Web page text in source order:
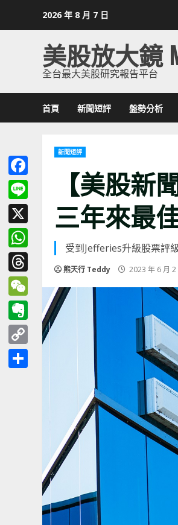
2026 年 8 月 7 日
美股放大鏡
全台最大美股研究報告平台
首頁 新聞短評 盤勢分析
新聞短評
【美股新
三年來最
受到Jefferies升級股票評
熊天行 Teddy 2023 年 6 月 2
Facebook
Line
X
WhatsApp
Threads
WeChat
Evernote
Copy